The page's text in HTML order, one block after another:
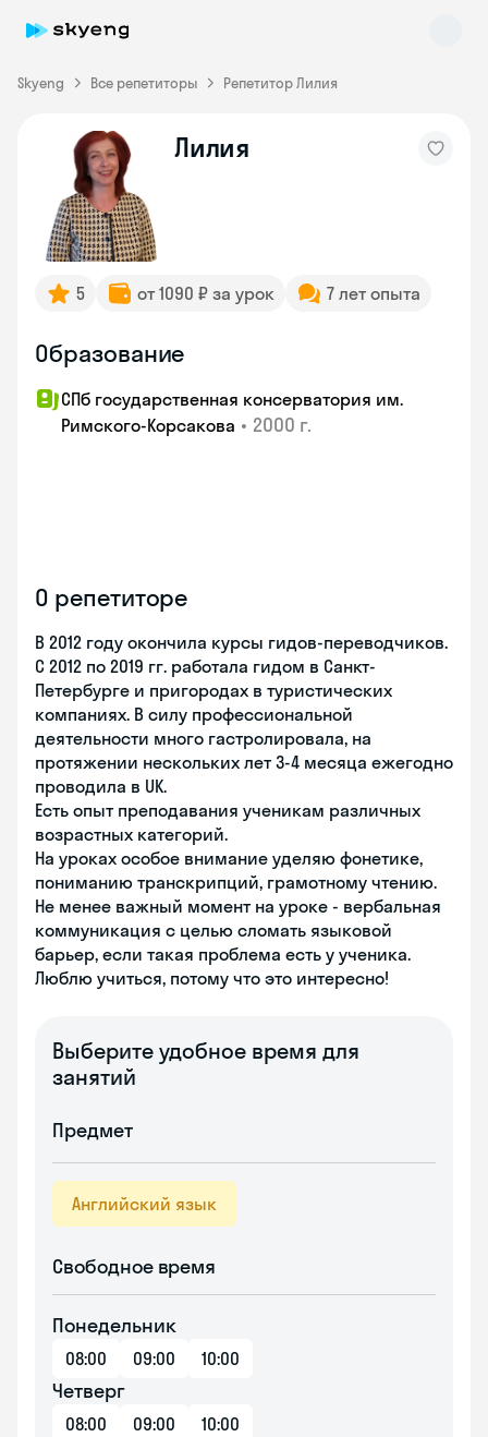
Skyeng Все репетиторы Репетитор Лилия
Лилия
5 от 1090 ₽ за урок 7 лет опыта
Образование
СПб государственная консерватория им.
Римского-Корсакова • 2000 г.
О репетиторе
В 2012 году окончила курсы гидов-переводчиков.
С 2012 по 2019 гг. работала гидом в Санкт-
Петербурге и пригородах в туристических
компаниях. В силу профессиональной
деятельности много гастролировала, на
протяжении нескольких лет 3-4 месяца ежегодно
проводила в UK.
Есть опыт преподавания ученикам различных
возрастных категорий.
На уроках особое внимание уделяю фонетике,
пониманию транскрипций, грамотному чтению.
Не менее важный момент на уроке - вербальная
коммуникация с целью сломать языковой
барьер, если такая проблема есть у ученика.
Люблю учиться, потому что это интересно!
Выберите удобное время для
занятий
Предмет
Английский язык
Свободное время
Понедельник
08:00 09:00 10:00
Четверг
08:00 09:00 10:00
Skyeng Chat
online